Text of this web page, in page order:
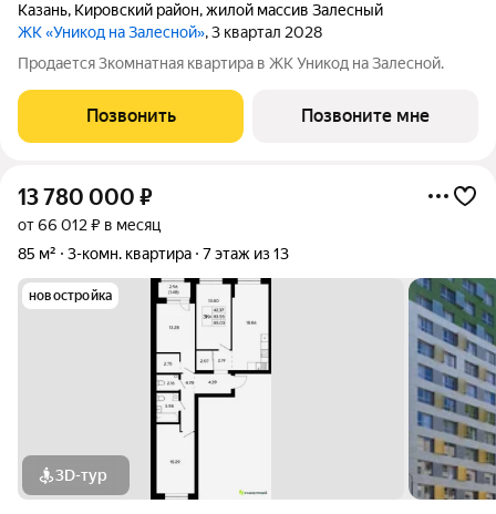
Казань, Кировский район,жилой массив Залесный
ЖК «Уникод на Залесной», 3 квартал 2028
Продается 3комнатная квартира в ЖК Уникод на Залесной.
Позвонить Позвоните мне
13 780 000 ₽
от 66 012 ₽ в месяц
85 м²
3-комн. квартира 7 этаж из 13
новостройка
3D-тур